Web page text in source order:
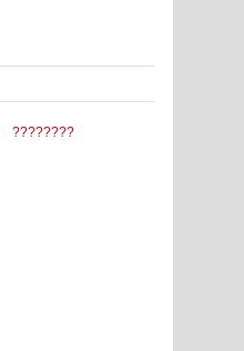
????????